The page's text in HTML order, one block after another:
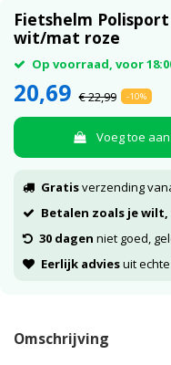
Fietshelm Polisport
wit/mat roze
Op voorraad, voor
20,69 € 22,99 -10%
Voeg toe
Gratisverzending
Betalen zoals je wilt,
30 dagen niet goed,
Eerlijk adviesuit
Omschrijving